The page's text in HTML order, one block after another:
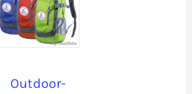
Outdoor-